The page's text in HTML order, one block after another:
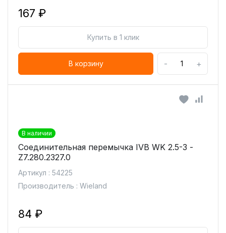
167 ₽
Купить в 1 клик
В корзину - +
В наличии
Соединительная перемычка IVB WK 2.5-3 -
Z7.280.2327.0
Артикул : 54225
Производитель : Wieland
84 ₽